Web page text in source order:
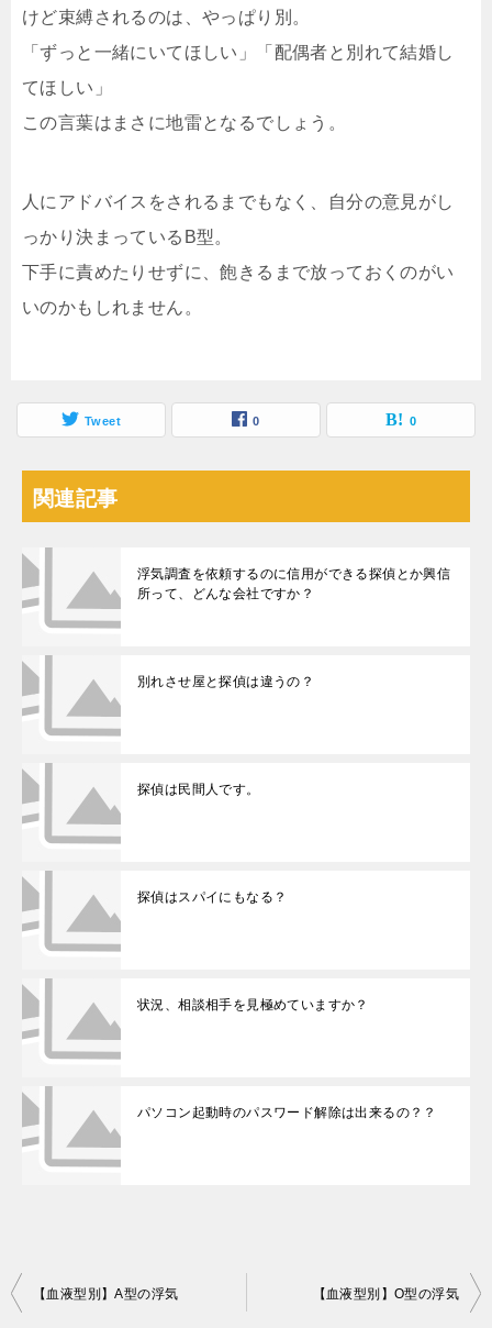
けど束縛されるのは、やっぱり別。
「ずっと一緒にいてほしい」「配偶者と別れて結婚し
てほしい」
この言葉はまさに地雷となるでしょう。
人にアドバイスをされるまでもなく、自分の意見がし
っかり決まっているB型。
下手に責めたりせずに、飽きるまで放っておくのがい
いのかもしれません。
Tweet 0 0
関連記事
浮気調査を依頼するのに信用ができる探偵とか興信
所って、どんな会社ですか？
別れさせ屋と探偵は違うの？
探偵は民間人です。
探偵はスパイにもなる？
状況、相談相手を見極めていますか？
パソコン起動時のパスワード解除は出来るの？？
投
【血液型別】A型の浮気 【血液型別】O型の浮気